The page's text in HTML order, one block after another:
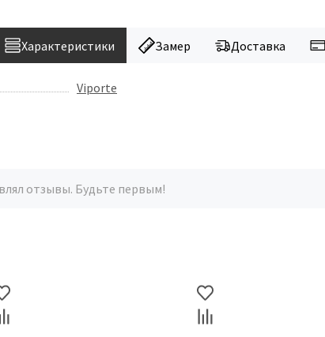
Характеристики Замер Доставка
Viporte
отзывы. Будьте первым!